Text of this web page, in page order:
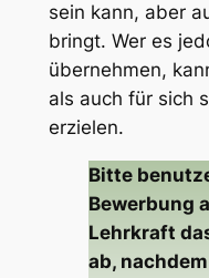
sein kann, aber
bringt. Wer es
übernehmen,
als auch für sich
erzielen.
Bitte
Bewerbung
Lehrkraft
ab,